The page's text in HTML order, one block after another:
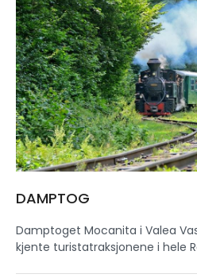
DAMPTOG
Damptoget Mocanita i Valea
kjente turistatraksjonene i hele